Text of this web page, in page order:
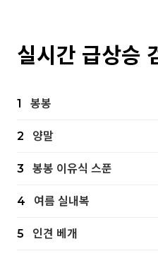
실시간 급상승
1 봉봉
2 양말
3 봉봉 이유식 스푼
4 여름 실내복
5 인견 베개